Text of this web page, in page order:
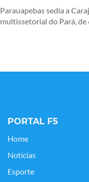
Parauapebas sedia a
multissetorial do Pará, de
PORTAL F5
Home
Notícias
Esporte